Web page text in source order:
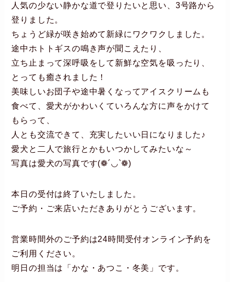
人気の少ない静かな道で登りたいと思い、3号路から
登りました。
ちょうど緑が咲き始めて新緑にワクワクしました。
途中ホトトギスの鳴き声が聞こえたり、
立ち止まって深呼吸をして新鮮な空気を吸ったり、
とっても癒されました！
美味しいお団子や途中暑くなってアイスクリームも
食べて、愛犬がかわいくていろんな方に声をかけて
もらって、
人とも交流できて、充実したいい日になりました♪
愛犬と二人で旅行とかもいつかしてみたいな～
写真は愛犬の写真です(❁´◡`❁)
本日の受付は終了いたしました。
ご予約・ご来店いただきありがとうございます。
営業時間外のご予約は24時間受付オンライン予約を
ご利用ください。
明日の担当は「かな・あつこ・冬美」です。